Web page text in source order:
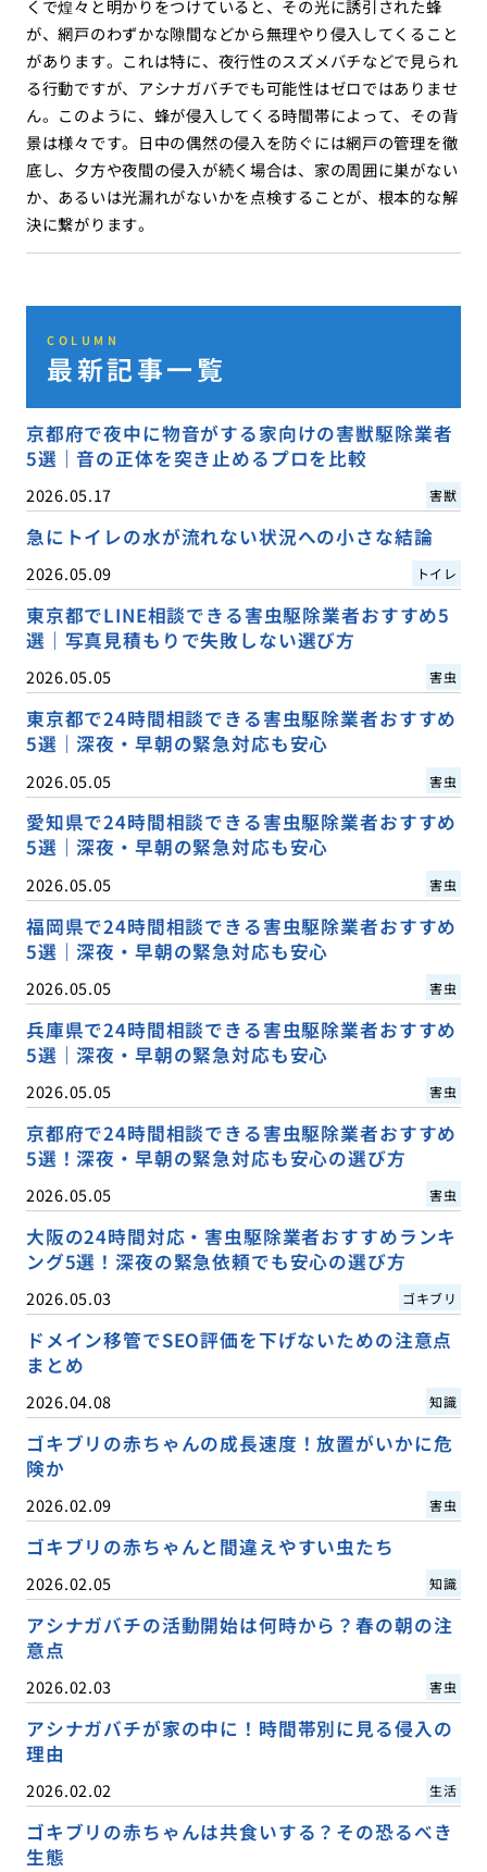
くで煌々と明かりをつけていると、その光に誘引された蜂
が、網戸のわずかな隙間などから無理やり侵入してくること
があります。これは特に、夜行性のスズメバチなどで見られ
る行動ですが、アシナガバチでも可能性はゼロではありませ
ん。このように、蜂が侵入してくる時間帯によって、その背
景は様々です。日中の偶然の侵入を防ぐには網戸の管理を徹
底し、夕方や夜間の侵入が続く場合は、家の周囲に巣がない
か、あるいは光漏れがないかを点検することが、根本的な解
決に繋がります。
COLUMN
最新記事一覧
京都府で夜中に物音がする家向けの害獣駆除業者
5選｜音の正体を突き止めるプロを比較
2026.05.17 害獣
急にトイレの水が流れない状況への小さな結論
2026.05.09 トイレ
東京都でLINE相談できる害虫駆除業者おすすめ5
選｜写真見積もりで失敗しない選び方
2026.05.05 害虫
東京都で24時間相談できる害虫駆除業者おすすめ
5選｜深夜・早朝の緊急対応も安心
2026.05.05 害虫
愛知県で24時間相談できる害虫駆除業者おすすめ
5選｜深夜・早朝の緊急対応も安心
2026.05.05 害虫
福岡県で24時間相談できる害虫駆除業者おすすめ
5選｜深夜・早朝の緊急対応も安心
2026.05.05 害虫
兵庫県で24時間相談できる害虫駆除業者おすすめ
5選｜深夜・早朝の緊急対応も安心
2026.05.05 害虫
京都府で24時間相談できる害虫駆除業者おすすめ
5選！深夜・早朝の緊急対応も安心の選び方
2026.05.05 害虫
大阪の24時間対応・害虫駆除業者おすすめランキ
ング5選！深夜の緊急依頼でも安心の選び方
2026.05.03 ゴキブリ
ドメイン移管でSEO評価を下げないための注意点
まとめ
2026.04.08 知識
ゴキブリの赤ちゃんの成長速度！放置がいかに危
険か
2026.02.09 害虫
ゴキブリの赤ちゃんと間違えやすい虫たち
2026.02.05 知識
アシナガバチの活動開始は何時から？春の朝の注
意点
2026.02.03 害虫
アシナガバチが家の中に！時間帯別に見る侵入の
理由
2026.02.02 生活
ゴキブリの赤ちゃんは共食いする？その恐るべき
生態